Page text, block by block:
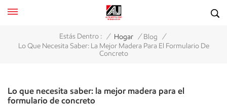
Estás Dentro : / Hogar / Blog /
Lo Que Necesita Saber: La Mejor Madera Para El Formulario De
Concreto
Lo que necesita saber: la mejor madera para el
formulario de concreto